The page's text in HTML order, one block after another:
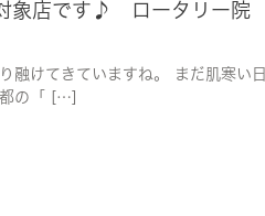
対象店です♪ ロータリー院
融けてきていますね。 まだ肌寒い日
の「 […]